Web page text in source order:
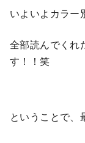
いよいよカラー
全部読んでくれ
す！！笑
ということで、